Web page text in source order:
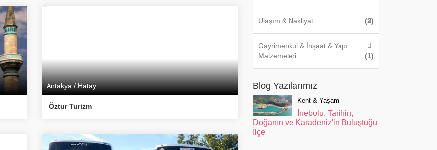
Antakya / Hatay
Öztur Turizm
Ulaşım & Nakliyat (2)
Gayrimenkul & İnşaat & Yapı
Malzemeleri
(1)
Blog Yazılarımız
Kent & Yaşam
İnebolu: Tarihin,
Doğanın ve Karadeniz'in Buluştuğu
İlçe